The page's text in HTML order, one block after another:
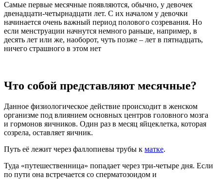
Самые первые месячные появляются, обычно, у девочек
двенадцати-четырнадцати лет. С их началом у девочки
начинается очень важный период полового созревания. Но
если менструации начнутся немного раньше, например, в
десять лет или же, наоборот, чуть позже – лет в пятнадцать,
ничего страшного в этом нет
Что собой представляют месячные?
Данное физиологическое действие происходит в женском
организме под влиянием основных центров головного мозга
и гормонов яичников. Один раз в месяц яйцеклетка, которая
созрела, оставляет яичник.
Путь её лежит через фаллопиевы трубы к матке.
Туда «путешественница» попадает через три-четыре дня. Если
по пути она встречается со сперматозоидом и